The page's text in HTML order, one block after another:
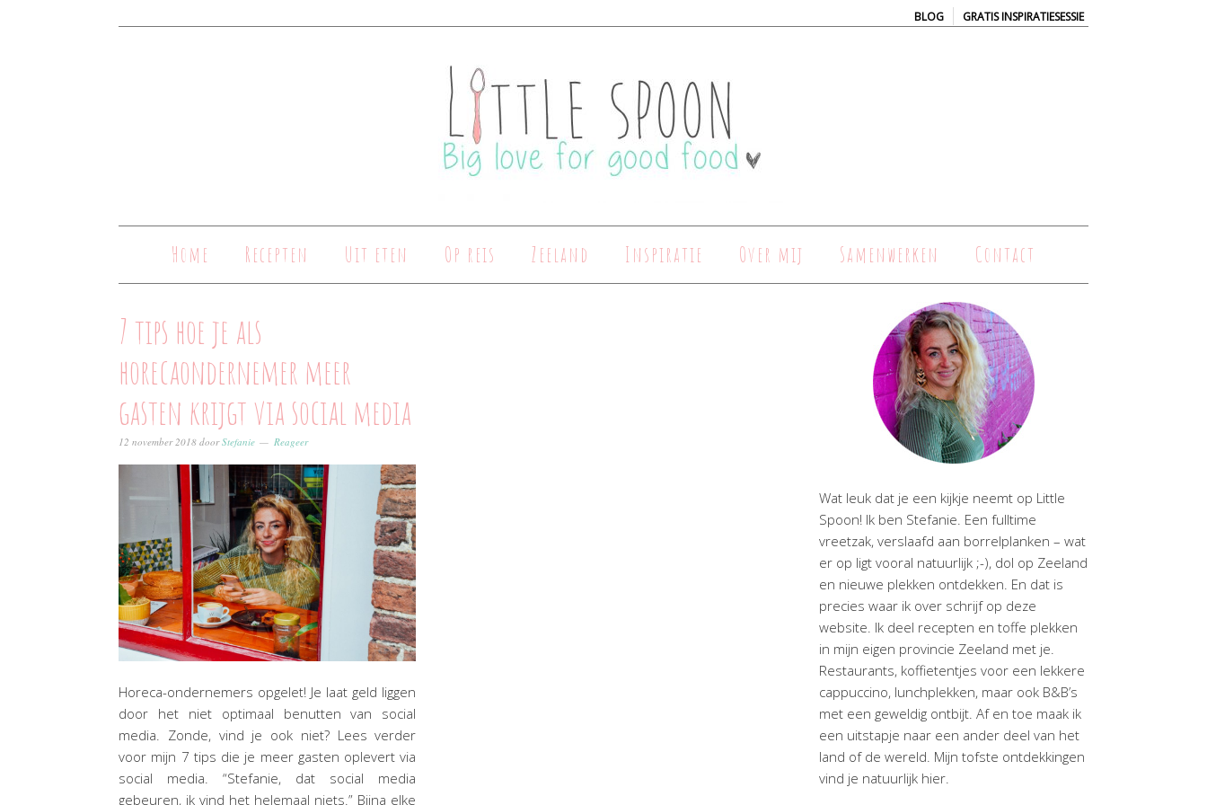
BLOG | GRATIS INSPIRATIESESSIE
Home Recepten Uit eten Op reis Zeeland Inspiratie Over mij Samenwerken Contact
7 tips hoe je als
horecaondernemer meer
gasten krijgt via social media
12 november 2018 doorStefanie Reageer
Horeca-ondernemers opgelet! Je laat geld liggen
door het niet optimaal benutten van social
media. Zonde, vind je ook niet? Lees verder
voor mijn 7 tips die je meer gasten oplevert via
social media. “Stefanie, dat social media
gebeuren, ik vind het helemaal niets.” Bijna elke
Wat leuk dat je een kijkje neemt op Little
Spoon! Ik ben Stefanie. Een fulltime
vreetzak, verslaafd aan borrelplanken – wat
er op ligt vooral natuurlijk ;-), dol op Zeeland
en nieuwe plekken ontdekken. En dat is
precies waar ik over schrijf op deze
website. Ik deel recepten en toffe plekken
in mijn eigen provincie Zeeland met je.
Restaurants, koffietentjes voor een lekkere
cappuccino, lunchplekken, maar ook B&B’s
met een geweldig ontbijt. Af en toe maak ik
een uitstapje naar een ander deel van het
land of de wereld. Mijn tofste ontdekkingen
vind je natuurlijk hier.